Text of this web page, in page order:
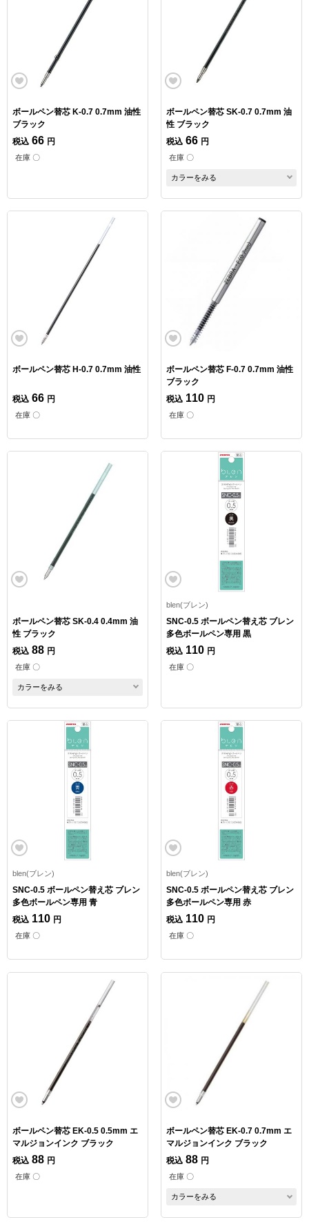
ボールペン替芯 K-0.7 0.7mm 油性
ブラック
税込 66 円
在庫 〇
ボールペン替芯 SK-0.7 0.7mm 油
性 ブラック
税込 66 円
在庫 〇
カラーをみる
ボールペン替芯 H-0.7 0.7mm 油性
税込 66 円
在庫 〇
ボールペン替芯 F-0.7 0.7mm 油性
ブラック
税込 110 円
在庫 〇
ボールペン替芯 SK-0.4 0.4mm 油
性 ブラック
税込 88 円
在庫 〇
カラーをみる
blen(ブレン)
SNC-0.5 ボールペン替え芯 ブレン
多色ボールペン専用 黒
税込 110 円
在庫 〇
blen(ブレン)
SNC-0.5 ボールペン替え芯 ブレン
多色ボールペン専用 青
税込 110 円
在庫 〇
blen(ブレン)
SNC-0.5 ボールペン替え芯 ブレン
多色ボールペン専用 赤
税込 110 円
在庫 〇
ボールペン替芯 EK-0.5 0.5mm エ
マルジョンインク ブラック
税込 88 円
在庫 〇
ボールペン替芯 EK-0.7 0.7mm エ
マルジョンインク ブラック
税込 88 円
在庫 〇
カラーをみる